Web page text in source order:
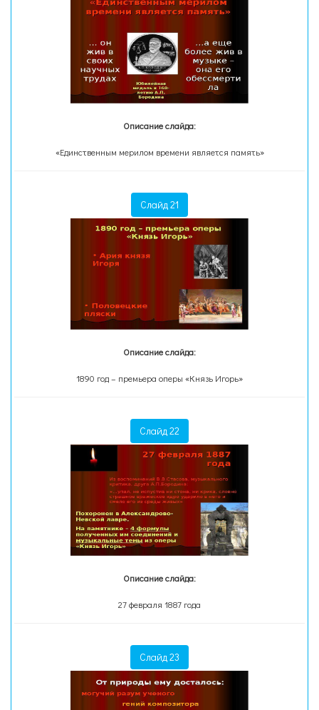
Описание слайда:
«Единственным мерилом времени является память»
Слайд 21
Описание слайда:
1890 год – премьера оперы «Князь Игорь»
Слайд 22
Описание слайда:
27 февраля 1887 года
Слайд 23